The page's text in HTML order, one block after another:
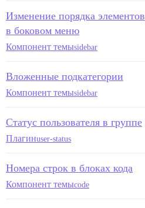
Изменение порядка элементов
в боковом меню
Компонент темыsidebar
Вложенные подкатегории
Компонент темыsidebar
Статус пользователя в группе
Плагинuser-status
Номера строк в блоках кода
Компонент темыcode